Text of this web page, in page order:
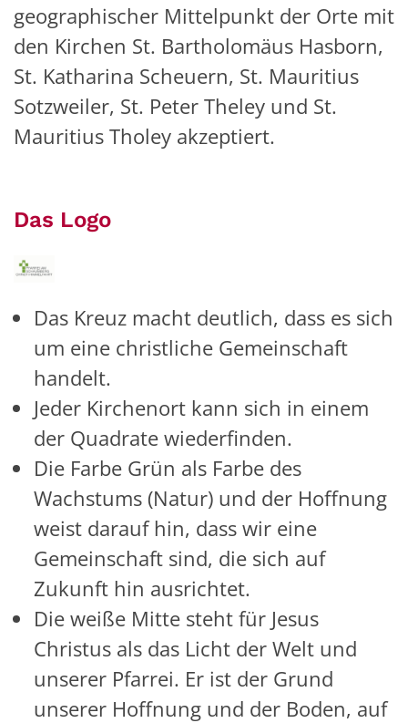
geographischer Mittelpunkt der Orte mit
den Kirchen St. Bartholomäus Hasborn,
St. Katharina Scheuern, St. Mauritius
Sotzweiler, St. Peter Theley und St.
Mauritius Tholey akzeptiert.
Das Logo
Das Kreuz macht deutlich, dass es sich
um eine christliche Gemeinschaft
handelt.
Jeder Kirchenort kann sich in einem
der Quadrate wiederfinden.
Die Farbe Grün als Farbe des
Wachstums (Natur) und der Hoffnung
weist darauf hin, dass wir eine
Gemeinschaft sind, die sich auf
Zukunft hin ausrichtet.
Die weiße Mitte steht für Jesus
Christus als das Licht der Welt und
unserer Pfarrei. Er ist der Grund
unserer Hoffnung und der Boden, auf